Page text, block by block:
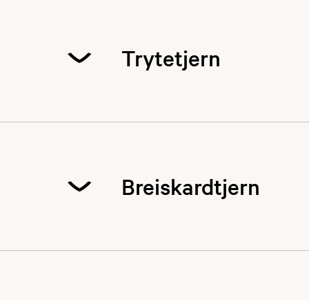
Trytetjern
Breiskardtjern